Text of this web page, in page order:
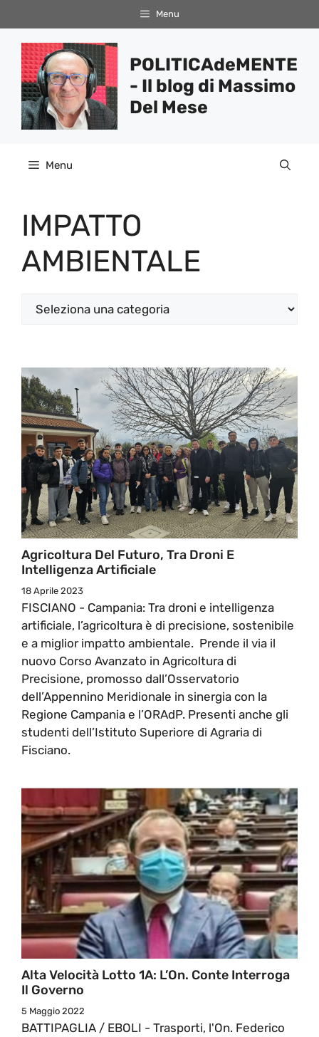
al
contenuto
Menu
POLITICAdeMENTE
- Il blog di Massimo
Del Mese
Menu
IMPATTO
AMBIENTALE
Categorie
Agricoltura Del Futuro, Tra Droni E
Intelligenza Artificiale
18 Aprile 2023
FISCIANO - Campania: Tra droni e intelligenza
artificiale, l’agricoltura è di precisione, sostenibile
e a miglior impatto ambientale. Prende il via il
nuovo Corso Avanzato in Agricoltura di
Precisione, promosso dall’Osservatorio
dell’Appennino Meridionale in sinergia con la
Regione Campania e l’ORAdP. Presenti anche gli
studenti dell’Istituto Superiore di Agraria di
Fisciano.
Alta Velocità Lotto 1A: L’On. Conte Interroga
Il Governo
5 Maggio 2022
BATTIPAGLIA / EBOLI - Trasporti, l'On. Federico